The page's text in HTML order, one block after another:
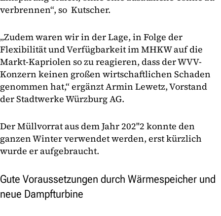
verbrennen“, so Kutscher.
„Zudem waren wir in der Lage, in Folge der
Flexibilität und Verfügbarkeit im MHKW auf die
Markt-Kapriolen so zu reagieren, dass der WVV-
Konzern keinen großen wirtschaftlichen Schaden
genommen hat,“ ergänzt Armin Lewetz, Vorstand
der Stadtwerke Würzburg AG.
Der Müllvorrat aus dem Jahr 202"2 konnte den
ganzen Winter verwendet werden, erst kürzlich
wurde er aufgebraucht.
Gute Voraussetzungen durch Wärmespeicher und
neue Dampfturbine